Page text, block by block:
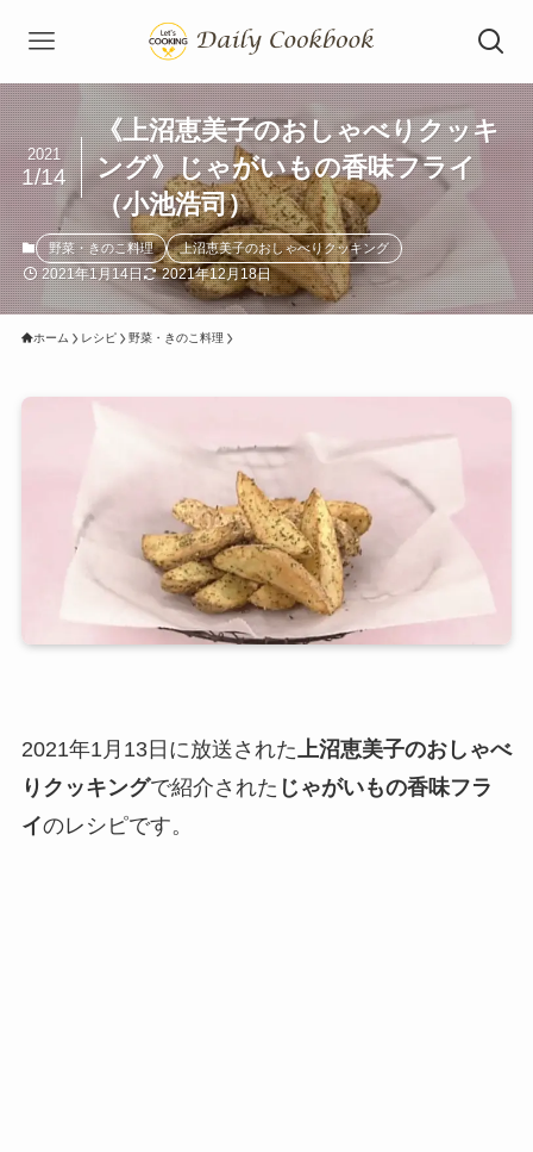
《上沼恵美子のおしゃべりクッキ
ング》じゃがいもの香味フライ
（小池浩司）
2021
1/14
野菜・きのこ料理 上沼恵美子のおしゃべりクッキング
2021年1月14日 2021年12月18日
ホーム レシピ 野菜・きのこ料理
2021年1月13日に放送された 上沼恵美子のおしゃべ
りクッキングで紹介された じゃがいもの香味フラ
イのレシピです。